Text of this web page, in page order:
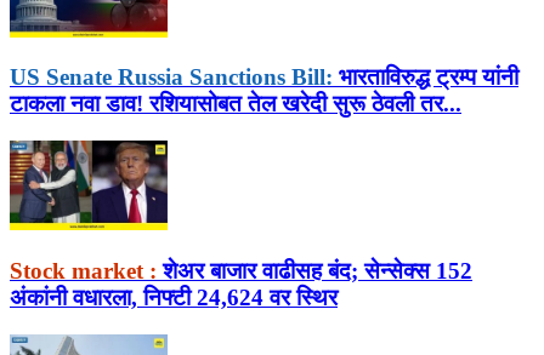
US Senate Russia Sanctions Bill: भारताविरुद्ध ट्रम्प यांनी
टाकला नवा डाव! रशियासोबत तेल खरेदी सुरू ठेवली तर...
Stock market : शेअर बाजार वाढीसह बंद; सेन्सेक्स 152
अंकांनी वधारला, निफ्टी 24,624 वर स्थिर